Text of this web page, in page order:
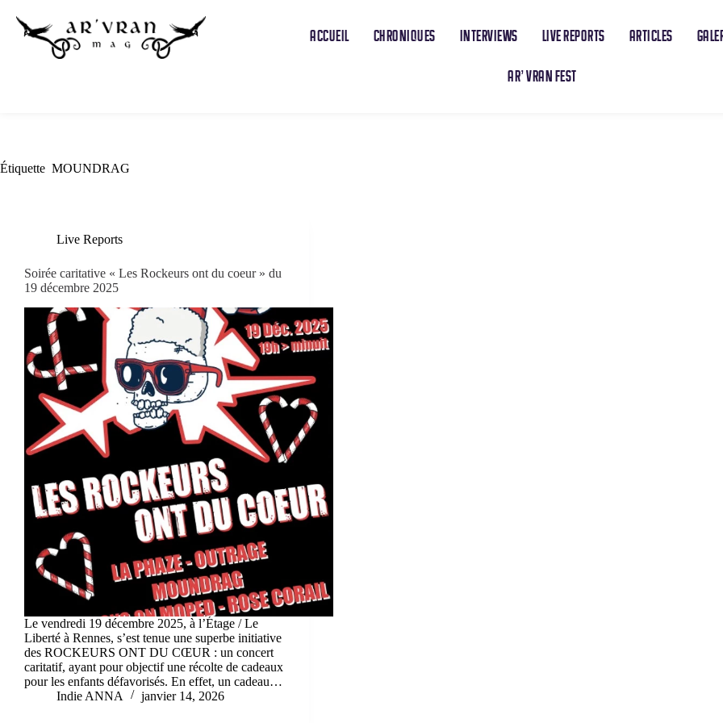
ACCUEIL CHRONIQUES INTERVIEWS LIVE REPORTS ARTICLES
AR’ VRAN FEST
Étiquette MOUNDRAG
Live Reports
Soirée caritative « Les Rockeurs ont du coeur » du
19 décembre 2025
Le vendredi 19 décembre 2025, à l’Étage / Le
Liberté à Rennes, s’est tenue une superbe initiative
des ROCKEURS ONT DU CŒUR : un concert
caritatif, ayant pour objectif une récolte de cadeaux
pour les enfants défavorisés. En effet, un cadeau…
Indie ANNA
janvier 14, 2026